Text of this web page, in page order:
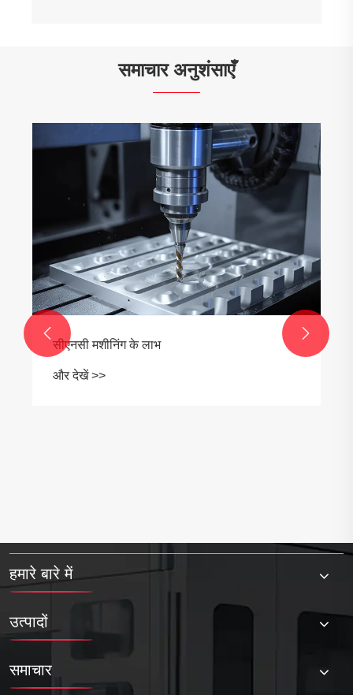
समाचार अनुशंसाएँ
तुओयुआन मेटल के मजबूत समर्थन द्वारा समर्थित,
झांगक्स्यू मोटरसाइकिलें ट्रैक पर दौड़ती हैं
और देखें >>
 
हमारे बारे में
उत्पादों
समाचार